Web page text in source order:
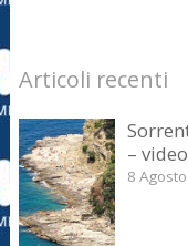
Articoli recenti
–
8